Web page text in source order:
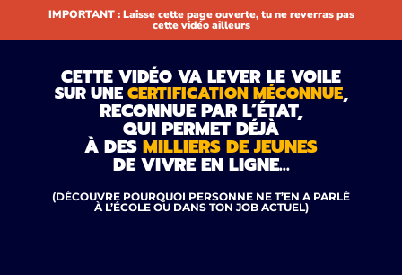
IMPORTANT : Laisse cette page ouverte, tu ne reverras pas
cette vidéo ailleurs
CETTE VIDÉO VA LEVER LE VOILE
SUR UNECERTIFICATION MÉCONNUE,
RECONNUE PAR L’ÉTAT,
QUI PERMET DÉJÀ
À DES MILLIERS DE JEUNES
DE VIVRE EN LIGNE…
(DÉCOUVRE POURQUOI PERSONNE NE T’EN A PARLÉ
À L’ÉCOLE OU DANS TON JOB ACTUEL)